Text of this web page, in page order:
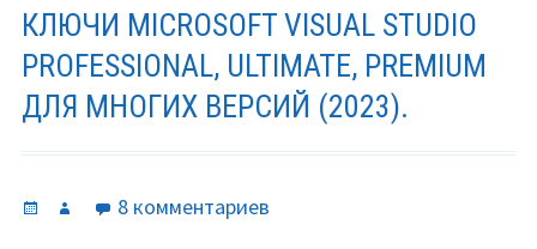
КЛЮЧИ MICROSOFT VISUAL STUDIO
PROFESSIONAL, ULTIMATE, PREMIUM
ДЛЯ МНОГИХ ВЕРСИЙ (2023).
Опубликовано
Автор 8 комментариевк